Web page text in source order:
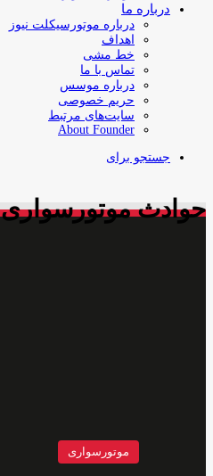
درباره ما
درباره موتورسیکلت نیوز
اهداف
خط مشی
تماس با ما
درباره موسس
حریم خصوصی
سایت‌های مرتبط
About Founder
جستجو برای
حوادث موتورسواری
موتورسواری